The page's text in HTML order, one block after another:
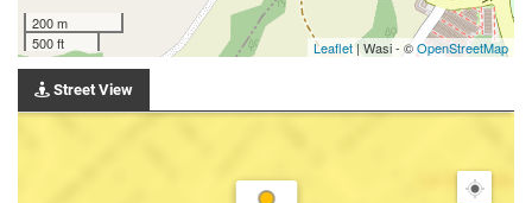
200 m
500 ft
Leaflet| Wasi - ©OpenStreetMap
Street View